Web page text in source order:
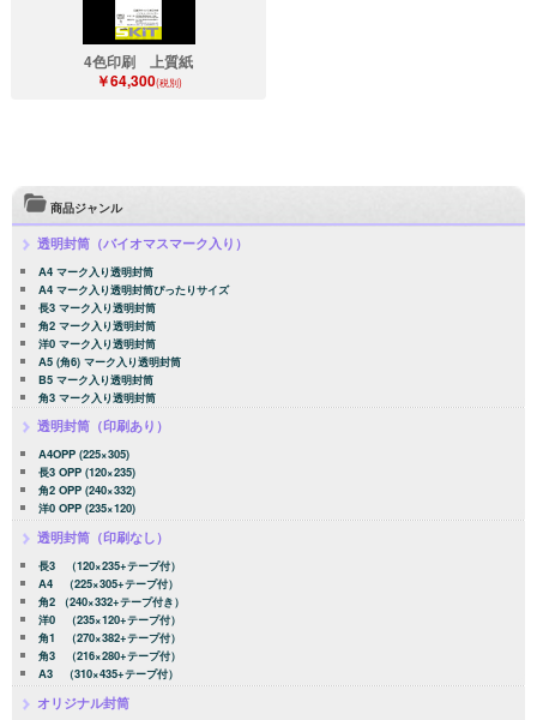
4色印刷 上質紙
￥64,300(税別)
商品ジャンル
透明封筒（バイオマスマーク入り）
A4 マーク入り透明封筒
A4 マーク入り透明封筒ぴったりサイズ
長3 マーク入り透明封筒
角2 マーク入り透明封筒
洋0 マーク入り透明封筒
A5 (角6) マーク入り透明封筒
B5 マーク入り透明封筒
角3 マーク入り透明封筒
透明封筒（印刷あり）
A4OPP (225×305)
長3 OPP (120×235)
角2 OPP (240×332)
洋0 OPP (235×120)
透明封筒（印刷なし）
長3 （120×235+テープ付）
A4 （225×305+テープ付）
角2 （240×332+テープ付き）
洋0 （235×120+テープ付）
角1 （270×382+テープ付）
角3 （216×280+テープ付）
A3 （310×435+テープ付）
オリジナル封筒